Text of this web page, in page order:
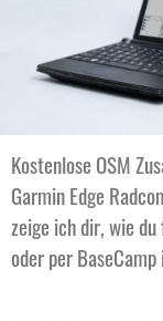
Kostenlose OSM
Garmin Edge
zeige ich dir, wie
oder per